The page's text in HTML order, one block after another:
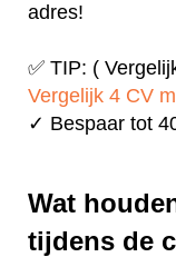
adres!
✅ TIP: (
Vergelijk 4 CV
✓ Bespaar tot
Wat
tijdens de